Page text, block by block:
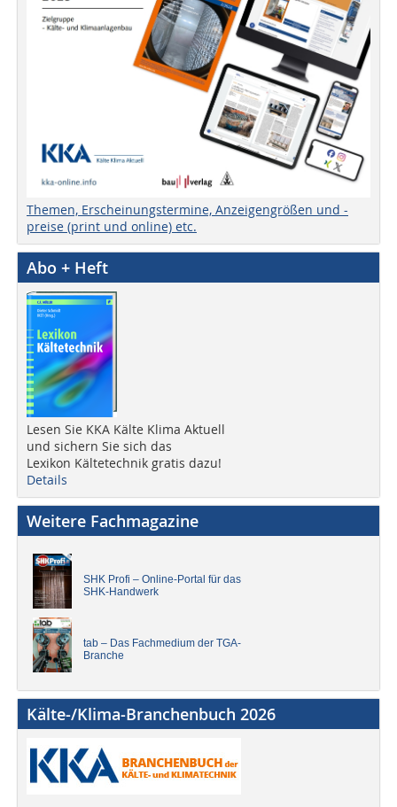
Themen, Erscheinungstermine, Anzeigengrößen und -
preise (print und online) etc.
Abo + Heft
Lesen Sie KKA Kälte Klima Aktuell
und sichern Sie sich das
Lexikon Kältetechnik gratis dazu!
Details
Weitere Fachmagazine
SHK Profi – Online-Portal für das
SHK-Handwerk
tab – Das Fachmedium der TGA-
Branche
Kälte-/Klima-Branchenbuch 2026